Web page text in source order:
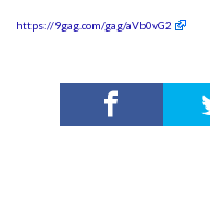
https://9gag.com/gag/aVb0vG2